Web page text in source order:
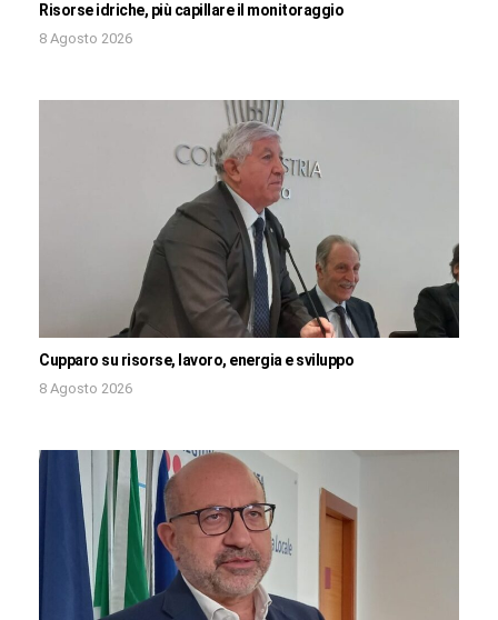
Risorse idriche, più capillare il monitoraggio
8 Agosto 2026
Cupparo su risorse, lavoro, energia e sviluppo
8 Agosto 2026